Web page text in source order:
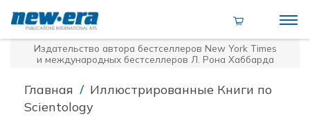
Издательство автора бестселлеров New York Times
и международных бестселлеров Л. Рона Хаббарда
Главная / Иллюстрированные Книги по
Scientology